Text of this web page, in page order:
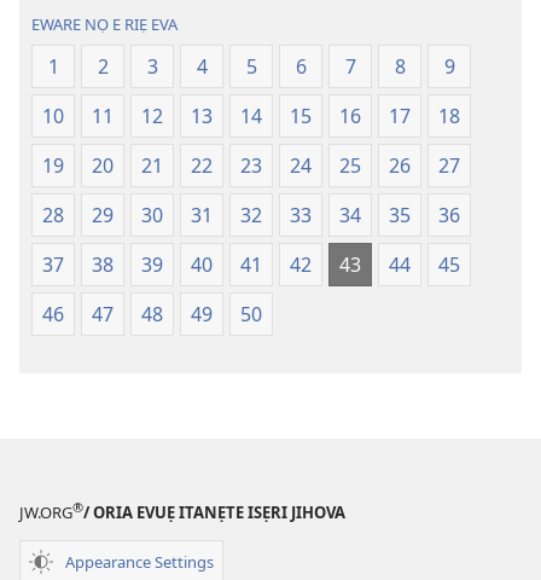
Ọkpokpọ
ọrọ
Ikereakere
Efuafo
Na
(Onọ
wariẹ
Na
(Onọ
a
wariẹ
evaọ
2013)
EWARE NỌ E RIẸ EVA
1 2 3 4 5 6 7 8
9
10
11 12 13 14 15 16 17
18
19
20 21 22 23 24 25 26
27
28
29 30 31 32 33 34 35
36
37
38 39 40 41 42 43 44
45
46
47 48 49 50
JW.ORG®/ ORIA EVUẸ ITANẸTE ISẸRI JIHOVA
Appearance Settings